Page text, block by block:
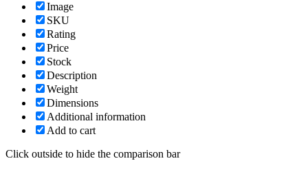
Image
SKU
Rating
Price
Stock
Description
Weight
Dimensions
Additional information
Add to cart
Click outside to hide the comparison bar